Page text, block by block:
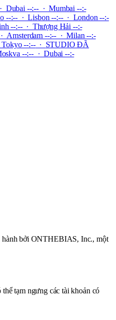
Dubai --:-- · Mumbai --:-
--:-- · Lisbon --:-- · London --:-
--:-- · Thượng Hải --:-
Amsterdam --:-- · Milan --:-
--:--· STUDIO ĐÃ
--:-- · Dubai --:-
hành bởi ONTHEBIAS, Inc., một
tạm ngưng các tài khoản có